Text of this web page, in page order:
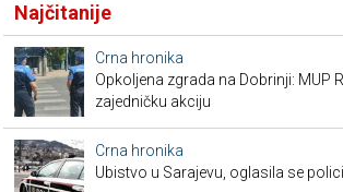
Najčitanije
Crna hronika
Opkoljena zgrada na Dobrinji: MUP
zajedničku akciju
Crna hronika
Ubistvo u Sarajevu, oglasila se